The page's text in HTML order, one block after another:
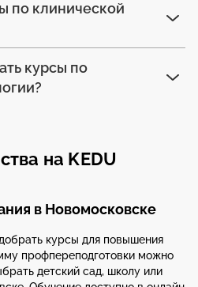
по клинической
курсы по
на KEDU
в Новомосковске
курсы для повышения
профпереподготовки можно
детский сад, школу или